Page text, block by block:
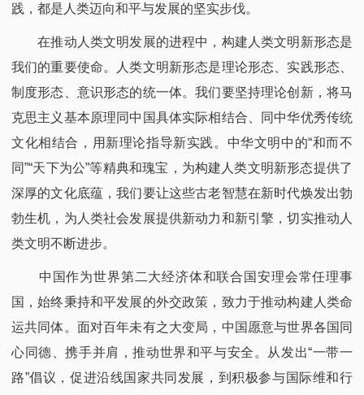
践，都是人类迈向和平与发展的坚实步伐。​
在推动人类文明发展的进程中，构建人类文明新形态是
我们的重要使命。人类文明新形态是理论形态、实践形态、
制度形态、意识形态的统一体。我们要坚持理论创新，将马
克思主义基本原理同中国具体实际相结合、同中华优秀传统
文化相结合，用新理论指导新实践。中华文明中的“和而不
同”“天下为公”等精典和瑰宝，为构建人类文明新形态提供了
深厚的文化底蕴，我们要让这些古老智慧在新时代焕发出勃
勃生机，为人类社会发展提供新动力和新引擎，切实推动人
类文明不断进步。​
中国作为世界第二大经济体和联合国安理会常任理事
国，始终秉持和平发展的外交政策，致力于推动构建人类命
运共同体。面对百年未有之大变局，中国愿意与世界各国同
心同德、携手并肩，推动世界和平与安全。从发出“一带一
路”倡议，促进沿线国家共同发展，到积极参与国际维和行